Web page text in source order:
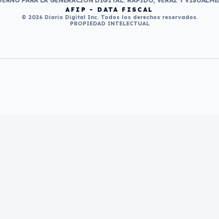
AFIP - DATA FISCAL
© 2026 Diario Digital Inc. Todos los derechos reservados.
PROPIEDAD INTELECTUAL